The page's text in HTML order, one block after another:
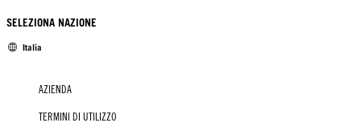
SELEZIONA NAZIONE
Italia
AZIENDA
TERMINI DI UTILIZZO